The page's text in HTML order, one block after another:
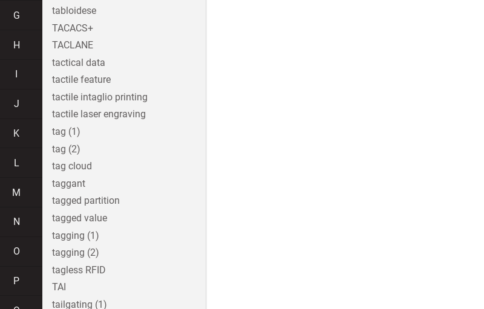
G
H
J
K
L
M
N
O
P
tabloidese
TACACS+
TACLANE
tactical data
tactile feature
tactile intaglio printing
tactile laser engraving
tag (1)
tag (2)
tag cloud
taggant
tagged partition
tagged value
tagging (1)
tagging (2)
tagless RFID
TAI
tailgating (1)